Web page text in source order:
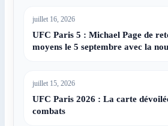
juillet 16, 2026
UFC Paris 5 : Michael Page de
moyens le 5 septembre avec la
juillet 15, 2026
UFC Paris 2026 : La carte
combats